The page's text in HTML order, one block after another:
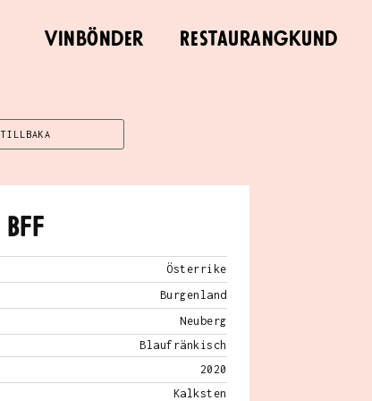
Vinbönder Restaurangkund
TILLBAKA
BFF
Österrike
Burgenland
Neuberg
Blaufränkisch
2020
Kalksten